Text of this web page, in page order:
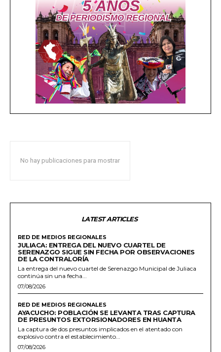
No hay publicaciones para mostrar
LATEST ARTICLES
RED DE MEDIOS REGIONALES
JULIACA: ENTREGA DEL NUEVO CUARTEL DE
SERENAZGO SIGUE SIN FECHA POR OBSERVACIONES
DE LA CONTRALORÍA
La entrega del nuevo cuartel de Serenazgo Municipal de Juliaca
continúa sin una fecha...
07/08/2026
RED DE MEDIOS REGIONALES
AYACUCHO: POBLACIÓN SE LEVANTA TRAS CAPTURA
DE PRESUNTOS EXTORSIONADORES EN HUANTA
La captura de dos presuntos implicados en el atentado con
explosivo contra el establecimiento...
07/08/2026